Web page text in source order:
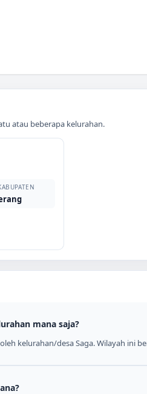
atau beberapa kelurahan.
mana saja?
kelurahan/desa Saga. Wilayah ini